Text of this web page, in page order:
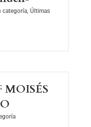
categoría, Últimas
MOISÉS